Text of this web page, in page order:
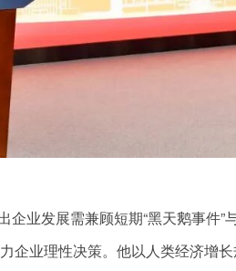
业发展需兼顾短期“黑天鹅事件
企业理性决策。他以人类经济增